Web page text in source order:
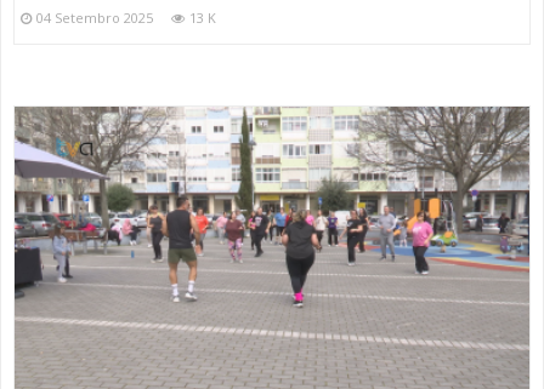
04 Setembro 2025 13 K